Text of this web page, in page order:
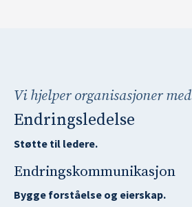
Vi hjelper organisasjoner med
Endringsledelse
Støtte til ledere.
Endringskommunikasjon
Bygge forståelse og eierskap.